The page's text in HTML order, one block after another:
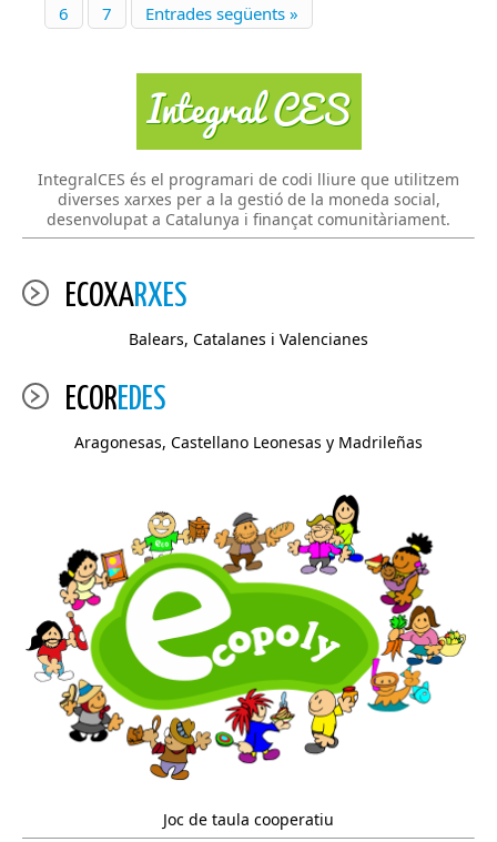
6
7 Entrades següents »
IntegralCES és el programari de codi lliure que utilitzem
diverses xarxes per a la gestió de la moneda social,
desenvolupat a Catalunya i finançat comunitàriament.
ECOXARXES
Balears, Catalanes i Valencianes
ECOREDES
Aragonesas, Castellano Leonesas y Madrileñas
Joc de taula cooperatiu